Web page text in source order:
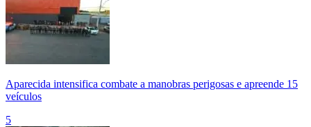
Aparecida intensifica combate a manobras perigosas e apreende 15
veículos
5